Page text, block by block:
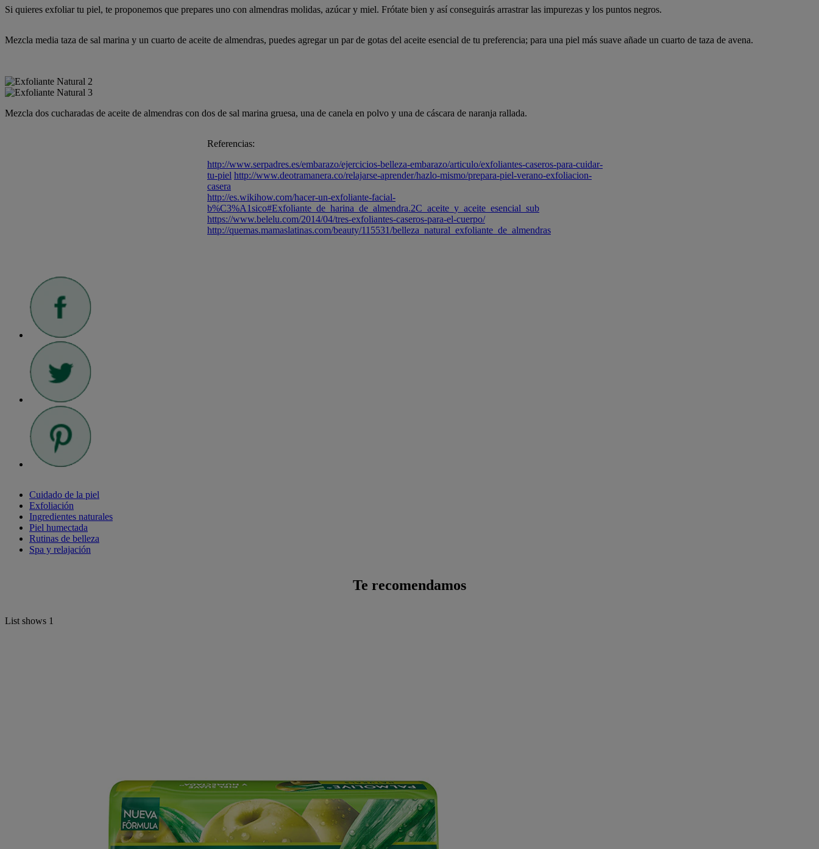
Si quieres exfoliar tu piel, te proponemos que prepares uno con almendras molidas, azúcar y miel. Frótate bien y así conseguirás arrastrar las impurezas y los puntos negros.
Mezcla media taza de sal marina y un cuarto de aceite de almendras, puedes agregar un par de gotas del aceite esencial de tu preferencia; para una piel más suave añade un cuarto de taza de avena.
Mezcla dos cucharadas de aceite de almendras con dos de sal marina gruesa, una de canela en polvo y una de cáscara de naranja rallada.
Referencias:
http://www.serpadres.es/embarazo/ejercicios-belleza-embarazo/articulo/exfoliantes-caseros-para-cuidar-
tu-piel http://www.deotramanera.co/relajarse-aprender/hazlo-mismo/prepara-piel-verano-exfoliacion-
casera
http://es.wikihow.com/hacer-un-exfoliante-facial-
b%C3%A1sico#Exfoliante_de_harina_de_almendra.2C_aceite_y_aceite_esencial_sub
https://www.belelu.com/2014/04/tres-exfoliantes-caseros-para-el-cuerpo/
http://quemas.mamaslatinas.com/beauty/115531/belleza_natural_exfoliante_de_almendras
Cuidado de la piel
Exfoliación
Ingredientes naturales
Piel humectada
Rutinas de belleza
Spa y relajación
Te recomendamos
List shows 1